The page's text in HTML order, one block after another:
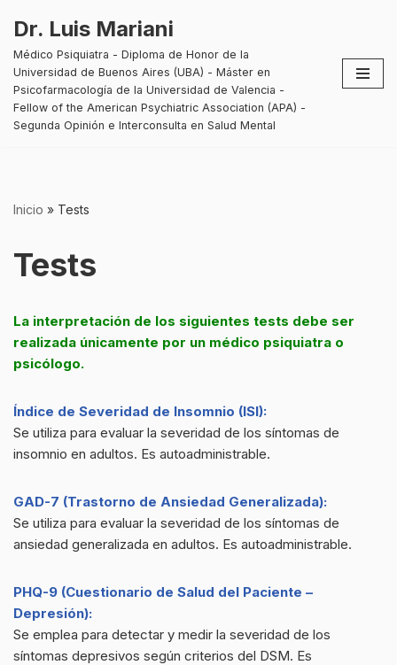
Saltar
al
contenido
Dr. Luis Mariani
Médico Psiquiatra - Diploma de Honor de la
Universidad de Buenos Aires (UBA) - Máster en
Psicofarmacología de la Universidad de Valencia -
Fellow of the American Psychiatric Association (APA) -
Segunda Opinión e Interconsulta en Salud Mental
Inicio » Tests
Tests
La interpretación de los siguientes tests debe ser
realizada únicamente por un médico psiquiatra o
psicólogo.
Índice de Severidad de Insomnio (ISI):
Se utiliza para evaluar la severidad de los síntomas de
insomnio en adultos. Es autoadministrable.
GAD-7 (Trastorno de Ansiedad Generalizada):
Se utiliza para evaluar la severidad de los síntomas de
ansiedad generalizada en adultos. Es autoadministrable.
PHQ-9 (Cuestionario de Salud del Paciente –
Depresión):
Se emplea para detectar y medir la severidad de los
síntomas depresivos según criterios del DSM. Es